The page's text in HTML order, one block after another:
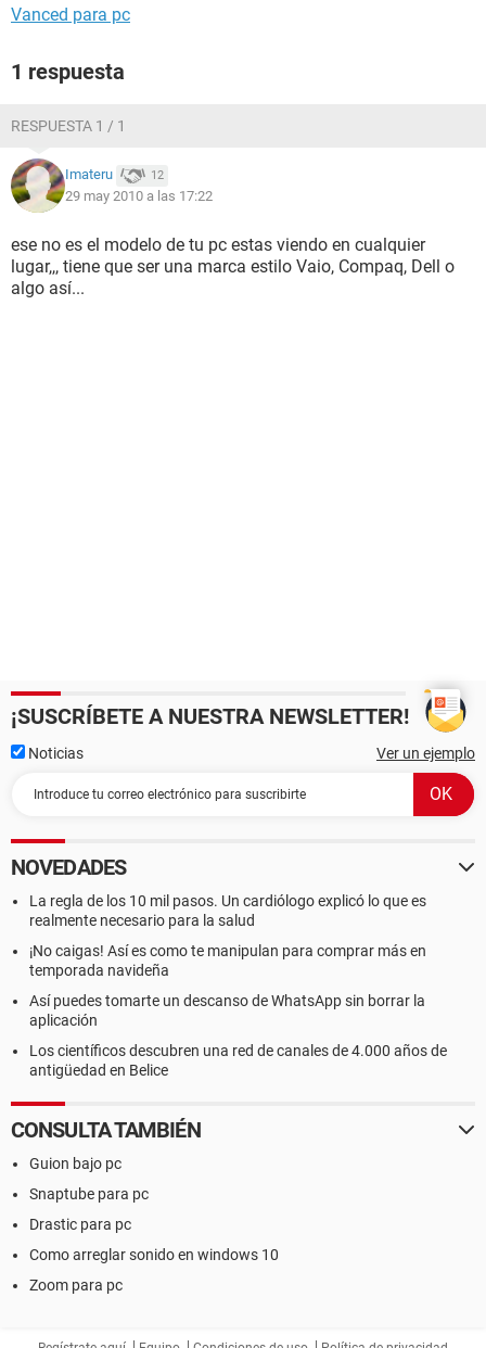
Vanced para pc
1 respuesta
RESPUESTA 1 / 1
Imateru 12
29 may 2010 a las 17:22
ese no es el modelo de tu pc estas viendo en cualquier
lugar,,, tiene que ser una marca estilo Vaio, Compaq, Dell o
algo así...
¡SUSCRÍBETE A NUESTRA NEWSLETTER!
Noticias Ver un ejemplo
NOVEDADES
La regla de los 10 mil pasos. Un cardiólogo explicó lo que es
realmente necesario para la salud
¡No caigas! Así es como te manipulan para comprar más en
temporada navideña
Así puedes tomarte un descanso de WhatsApp sin borrar la
aplicación
Los científicos descubren una red de canales de 4.000 años de
antigüedad en Belice
CONSULTA TAMBIÉN
Guion bajo pc
Snaptube para pc
Drastic para pc
Como arreglar sonido en windows 10
Zoom para pc